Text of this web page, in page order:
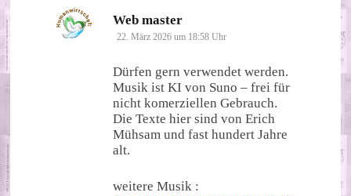
Web master
22. März 2026 um 18:58 Uhr
Dürfen gern verwendet werden.
Musik ist KI von Suno – frei für
nicht komerziellen Gebrauch.
Die Texte hier sind von Erich
Mühsam und fast hundert Jahre
alt.
weitere Musik :